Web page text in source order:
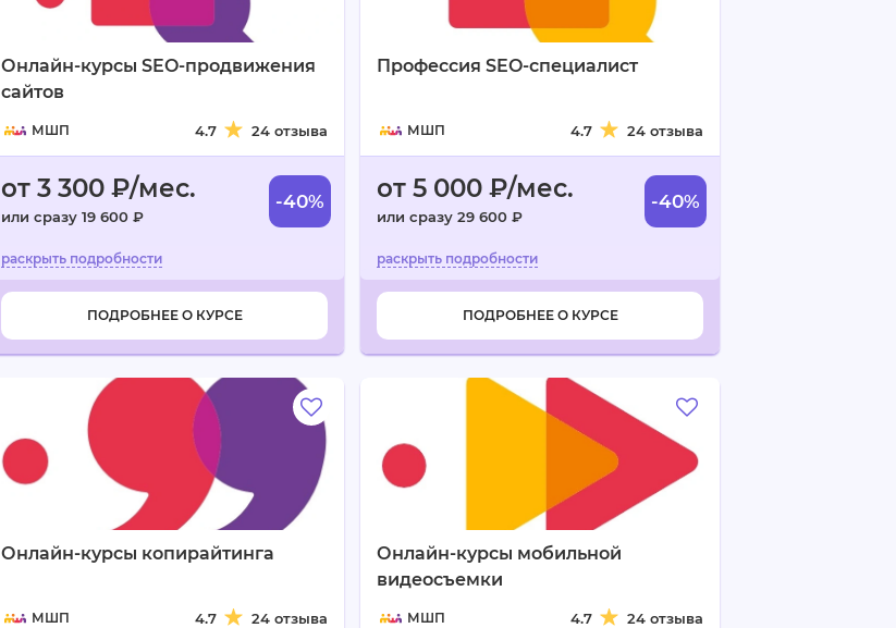
Онлайн-курсы SEO-продвижения
сайтов
МШП 4.7 24 отзыва
от 3 300 ₽/мес.
или сразу 19 600 ₽
-40%
ПОДРОБНЕЕ О КУРСЕ
Профессия SEO-специалист
МШП 4.7 24 отзыва
от 5 000 ₽/мес.
или сразу 29 600 ₽
-40%
ПОДРОБНЕЕ О КУРСЕ
Онлайн-курсы копирайтинга
МШП 4.7 24 отзыва
Онлайн-курсы мобильной
видеосъемки
МШП 4.7 24 отзыва